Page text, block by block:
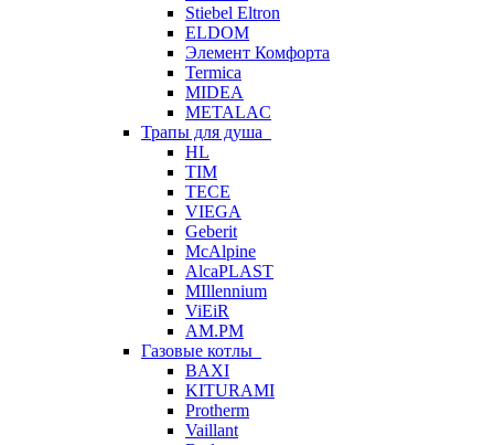
Stiebel Eltron
ELDOM
Элемент Комфорта
Termica
MIDEA
METALAC
Трапы для душа
HL
TIM
TECE
VIEGA
Geberit
McAlpine
AlcaPLAST
MIllennium
ViEiR
AM.PM
Газовые котлы
BAXI
KITURAMI
Protherm
Vaillant